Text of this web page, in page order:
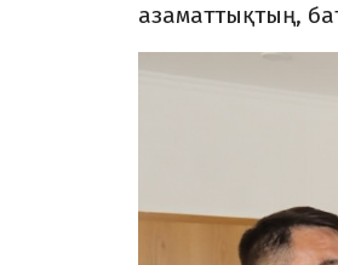
азаматтықтың,